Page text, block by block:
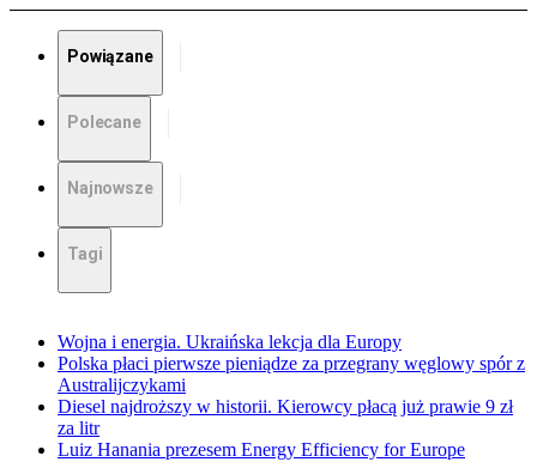
Powiązane
Polecane
Najnowsze
Tagi
Wojna i energia. Ukraińska lekcja dla Europy
Polska płaci pierwsze pieniądze za przegrany węglowy spór z
Australijczykami
Diesel najdroższy w historii. Kierowcy płacą już prawie 9 zł
za litr
Luiz Hanania prezesem Energy Efficiency for Europe